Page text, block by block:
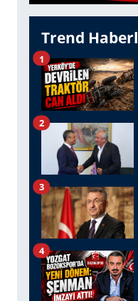
Trend
1
2
3
4